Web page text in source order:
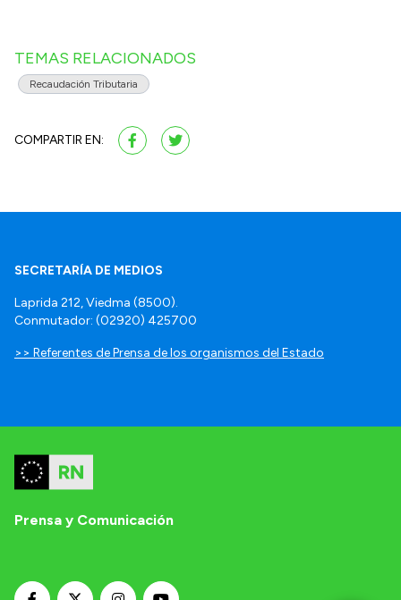
TEMAS RELACIONADOS
Recaudación Tributaria
COMPARTIR EN:
SECRETARÍA DE MEDIOS
Laprida 212, Viedma (8500).
Conmutador: (02920) 425700
>> Referentes de Prensa de los organismos del Estado
Prensa y Comunicación